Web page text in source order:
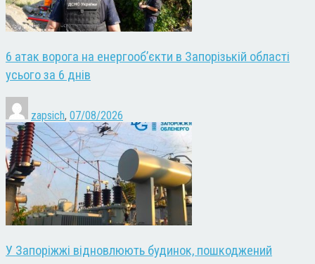
6 атак ворога на енергооб’єкти в Запорізькій області
усього за 6 днів
zapsich, 07/08/2026
У Запоріжжі відновлюють будинок, пошкоджений